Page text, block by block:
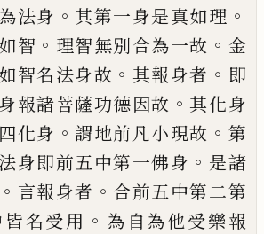
法身 。其第一身是真如理 。
智 。 理智無別合為一故 。 金
智名法身故 。 其報身者 。 即
報諸菩薩功德因故 。其化身
化身 。謂地前凡小現故 。 第
身即前五中第一佛身 。 是諸
。 言報身者 。 合前五中第二第
名受用 。 為 自為他受樂報